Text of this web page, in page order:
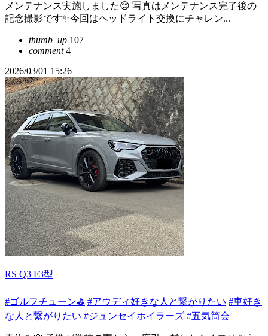
メンテナンス実施しました😊 写真はメンテナンス完了後の
記念撮影です✨今回はヘッドライト交換にチャレン...
thumb_up 107
comment4
2026/03/01 15:26
RS Q3 F3型
#ゴルフチューン⛳ #アウディ好きな人と繋がりたい #車好き
な人と繋がりたい #ジュンセイホイラーズ #五気筒会